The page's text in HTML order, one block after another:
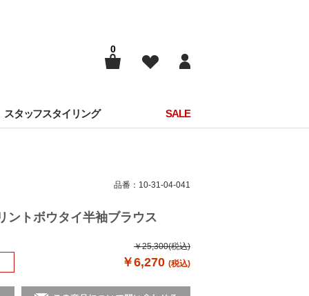
0
スタッフスタイリング SALE
品番：10-31-04-041
ントボウタイ半袖ブラウス
￥25,300(税込)
￥6,270 (税込)